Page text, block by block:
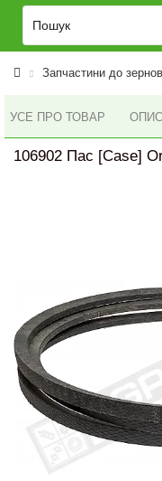
Запчастини до
УСЕ ПРО ТОВАР ОПИС
106902 Пас [Case]